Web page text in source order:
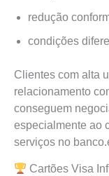
redução
condições
Clientes com alta
relacionamento
conseguem
especialmente ao
serviços no
Cartões Visa